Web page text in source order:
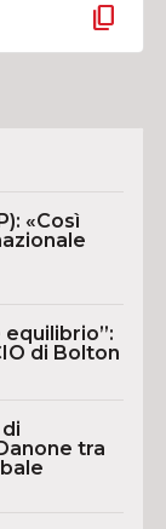
content_copy
«Così
di Bolton
tra